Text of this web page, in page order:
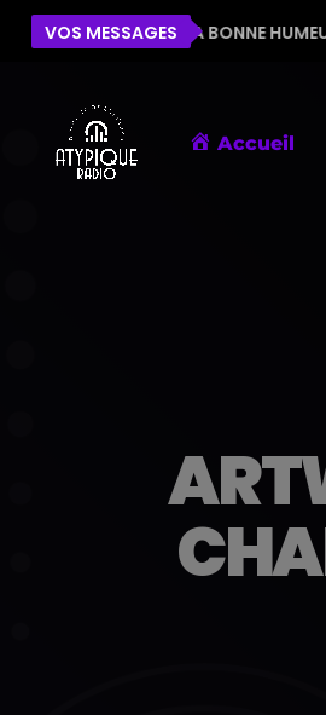
VOS MESSAGES
LA BONNE HUMEUR. AMITIÉS
Accueil